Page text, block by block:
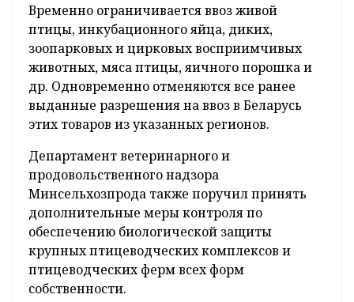
Временно ограничивается ввоз живой
птицы, инкубационного яйца, диких,
зоопарковых и цирковых восприимчивых
животных, мяса птицы, яичного порошка и
др. Одновременно отменяются все ранее
выданные разрешения на ввоз в Беларусь
этих товаров из указанных регионов.
Департамент ветеринарного и
продовольственного надзора
Минсельхозпрода также поручил принять
дополнительные меры контроля по
обеспечению биологической защиты
крупных птицеводческих комплексов и
птицеводческих ферм всех форм
собственности.